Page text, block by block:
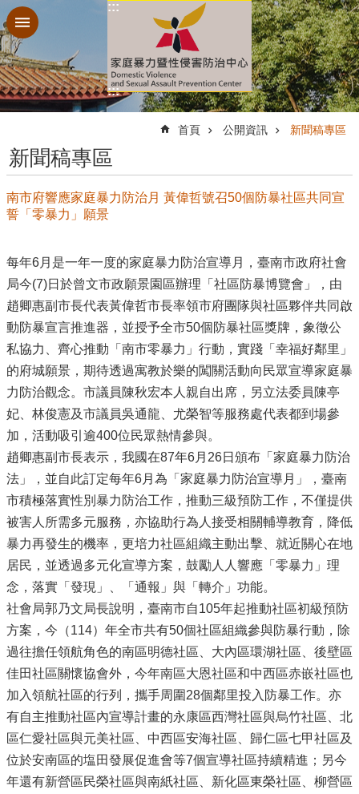
跳到主要內容區塊
:::
:::
首頁 公開資訊 新聞稿專區
新聞稿專區
南市府響應家庭暴力防治月 黃偉哲號召50個防暴社區共同宣
誓「零暴力」願景
每年6月是一年一度的家庭暴力防治宣導月，臺南市政府社會
局今(7)日於曾文市政願景園區辦理「社區防暴博覽會」，由
趙卿惠副市長代表黃偉哲市長率領市府團隊與社區夥伴共同啟
動防暴宣言推進器，並授予全市50個防暴社區獎牌，象徵公
私協力、齊心推動「南市零暴力」行動，實踐「幸福好鄰里」
的府城願景，期待透過寓教於樂的闖關活動向民眾宣導家庭暴
力防治觀念。市議員陳秋宏本人親自出席，另立法委員陳亭
妃、林俊憲及市議員吳通龍、尤榮智等服務處代表都到場參
加，活動吸引逾400位民眾熱情參與。
趙卿惠副市長表示，我國在87年6月26日頒布「家庭暴力防治
法」，並自此訂定每年6月為「家庭暴力防治宣導月」，臺南
市積極落實性別暴力防治工作，推動三級預防工作，不僅提供
被害人所需多元服務，亦協助行為人接受相關輔導教育，降低
暴力再發生的機率，更培力社區組織主動出擊、就近關心在地
居民，並透過多元化宣導方案，鼓勵人人響應「零暴力」理
念，落實「發現」、「通報」與「轉介」功能。
社會局郭乃文局長說明，臺南市自105年起推動社區初級預防
方案，今（114）年全市共有50個社區組織參與防暴行動，除
過往擔任領航角色的南區明德社區、大內區環湖社區、後壁區
佳田社區關懷協會外，今年南區大恩社區和中西區赤嵌社區也
加入領航社區的行列，攜手周圍28個鄰里投入防暴工作。亦
有自主推動社區內宣導計畫的永康區西灣社區與烏竹社區、北
區仁愛社區與元美社區、中西區安海社區、歸仁區七甲社區及
位於安南區的塩田發展促進會等7個宣導社區持續精進；另今
年還有新營區民榮社區與南紙社區、新化區東榮社區、柳營區